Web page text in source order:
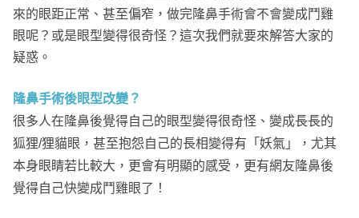
來的眼距正常、甚至偏窄，做完隆鼻手術會不會變成鬥雞
眼呢？或是眼型變得很奇怪？這次我們就要來解答大家的
疑惑。
隆鼻手術後眼型改變？
很多人在隆鼻後覺得自己的眼型變得很奇怪、變成長長的
狐狸/狸貓眼，甚至抱怨自己的長相變得有「妖氣」，尤其
本身眼睛若比較大，更會有明顯的感受，更有網友隆鼻後
覺得自己快變成鬥雞眼了！